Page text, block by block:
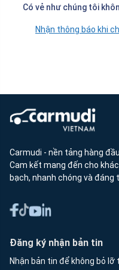
Có vẻ như chúng tôi
Nhận thông báo khi
Carmudi - nền tảng hàng
Cam kết mang đến cho
bạch, nhanh chóng và đáng
Đăng ký nhận bản tin
Nhận bản tin để không bỏ